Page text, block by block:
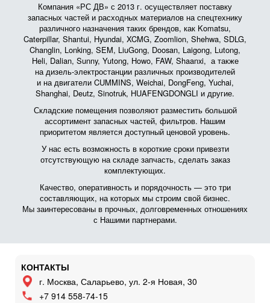
Компания «РС ДВ» с 2013 г. осуществляет поставку
запасных частей и расходных материалов на спецтехнику
различного назначения таких брендов, как Komatsu,
Caterpillar, Shantui, Hyundai, XCMG, Zoomlion, Shehwa, SDLG,
Changlin, Lonking, SEM, LiuGong, Doosan, Laigong, Lutong,
Heli, Dalian, Sunny, Yutong, Howo, FAW, Shaanxi, а также
на дизель-электростанции различных производителей
и на двигатели CUMMINS, Weichai, DongFeng, Yuchai,
Shanghai, Deutz, Sinotruk, HUAFENGDONGLI и другие.
Складские помещения позволяют разместить большой
ассортимент запасных частей, фильтров. Нашим
приоритетом является доступный ценовой уровень.
У нас есть возможность в короткие сроки привезти
отсутствующую на складе запчасть, сделать заказ
комплектующих.
Качество, оперативность и порядочность — это три
составляющих, на которых мы строим свой бизнес.
Мы заинтересованы в прочных, долговременных отношениях
с Нашими партнерами.
КОНТАКТЫ
г. Москва, Саларьево, ул. 2-я Новая, 30
+7 914 558-74-15